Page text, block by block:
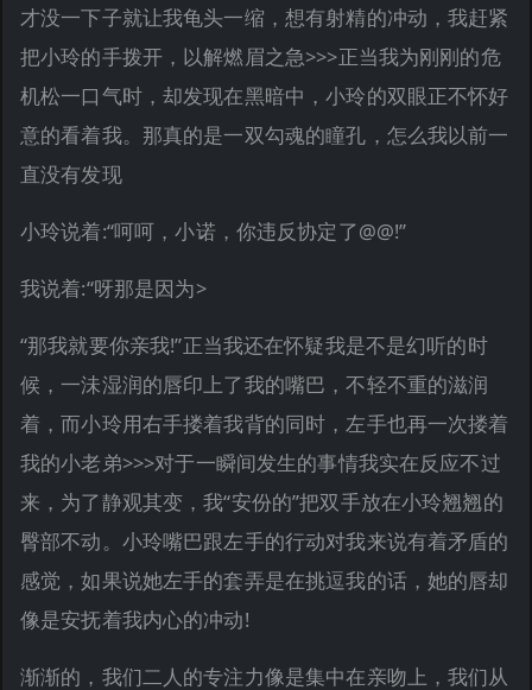
才没一下子就让我龟头一缩，想有射精的冲动，我赶紧
把小玲的手拨开，以解燃眉之急>>>正当我为刚刚的危
机松一口气时，却发现在黑暗中，小玲的双眼正不怀好
意的看着我。那真的是一双勾魂的瞳孔，怎么我以前一
直没有发现
小玲说着:“呵呵，小诺，你违反协定了@@!”
我说着:“呀那是因为>
“那我就要你亲我!”正当我还在怀疑我是不是幻听的时
候，一沬湿润的唇印上了我的嘴巴，不轻不重的滋润
着，而小玲用右手搂着我背的同时，左手也再一次搂着
我的小老弟>>>对于一瞬间发生的事情我实在反应不过
来，为了静观其变，我“安份的”把双手放在小玲翘翘的
臀部不动。小玲嘴巴跟左手的行动对我来说有着矛盾的
感觉，如果说她左手的套弄是在挑逗我的话，她的唇却
像是安抚着我内心的冲动!
渐渐的，我们二人的专注力像是集中在亲吻上，我们从